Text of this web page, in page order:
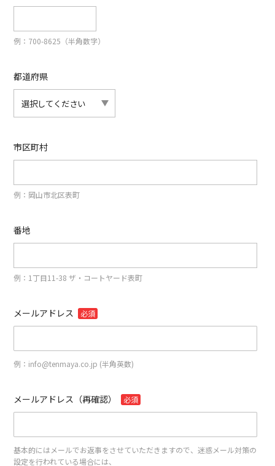
例：700-8625（半角数字）
都道府県
市区町村
例：岡山市北区表町
番地
例：1丁目11-38 ザ・コートヤード表町
メールアドレス 必須
例：info@tenmaya.co.jp (半角英数)
メールアドレス（再確認） 必須
基本的にはメールでお返事をさせていただきますので、迷惑メール対策の
設定を行われている場合には、